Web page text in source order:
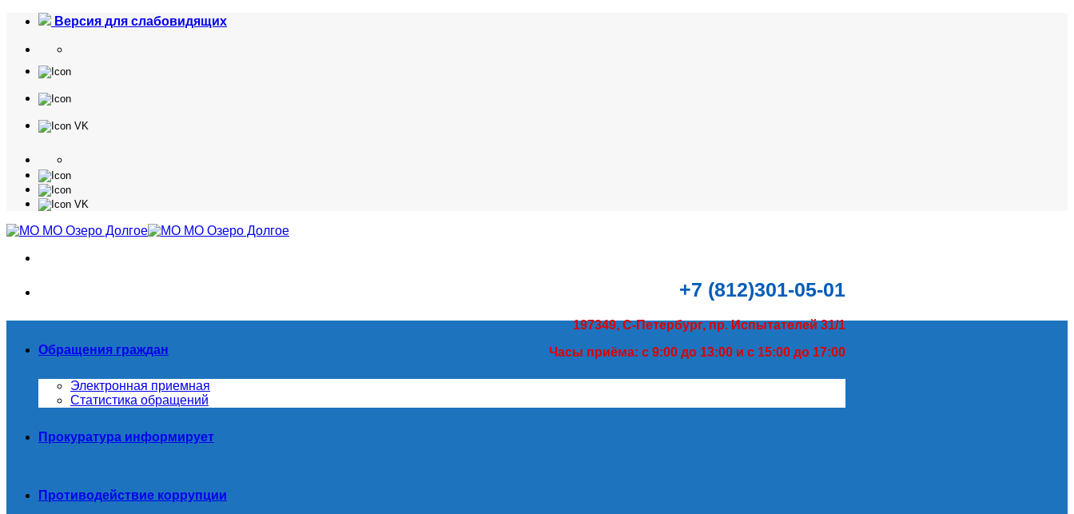
Skip
content
Версия для слабовидящих
+7 (812)301-05-01
197349, С-Петербург, пр. Испытателей 31/1
Часы приёма: с 9:00 до 13:00 и с 15:00 до 17:00
Обращения граждан
Электронная приемная
Статистика обращений
Прокуратура информирует
Противодействие коррупции